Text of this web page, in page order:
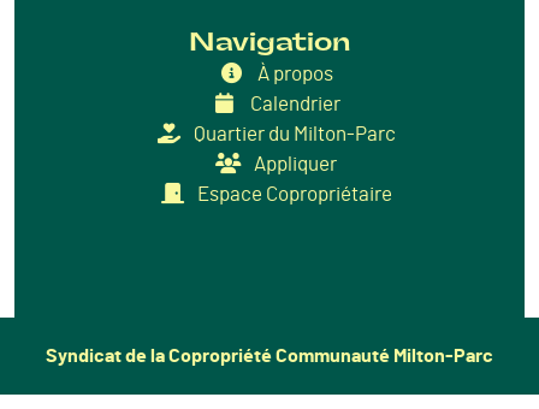
Navigation
À propos
Calendrier
Quartier du Milton-Parc
Appliquer
Espace Copropriétaire
Syndicat de la Copropriété Communauté Milton-Parc